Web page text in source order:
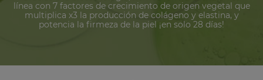
línea con 7 factores de crecimiento de origen vegetal que
multiplica x3 la producción de colágeno y elastina, y
potencia la firmeza de la piel ¡en solo 28 días!